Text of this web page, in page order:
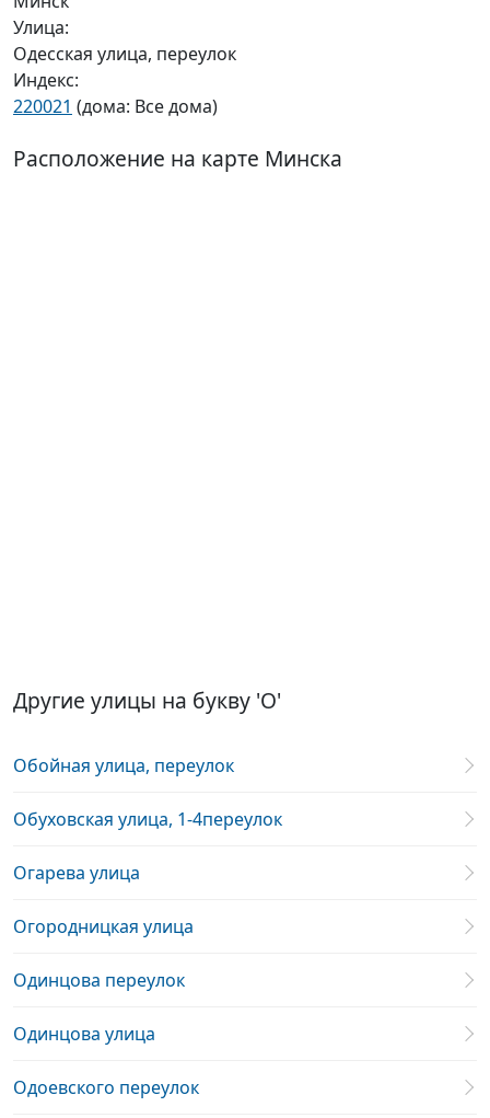
Улица:
Одесская улица, переулок
Индекс:
220021 (дома: Все дома)
Расположение на карте Минска
Другие улицы на букву 'О'
Обойная улица, переулок
Обуховская улица, 1-4переулок
Огарева улица
Огородницкая улица
Одинцова переулок
Одинцова улица
Одоевского переулок